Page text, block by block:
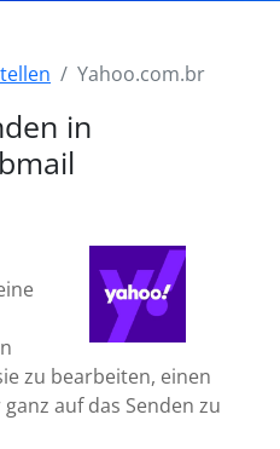
Yahoo.com.br
in
zu bearbeiten, einen
auf das Senden zu